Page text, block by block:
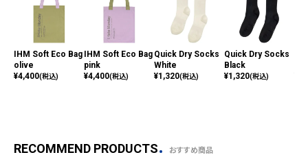
IHM Soft Eco Bag
olive
¥4,400(税込)
IHM Soft Eco Bag
pink
¥4,400(税込)
Quick Dry Socks
White
¥1,320(税込)
Quick Dry Socks
Black
¥1,320(税込)
RECOMMEND PRODUCTS おすすめ商品